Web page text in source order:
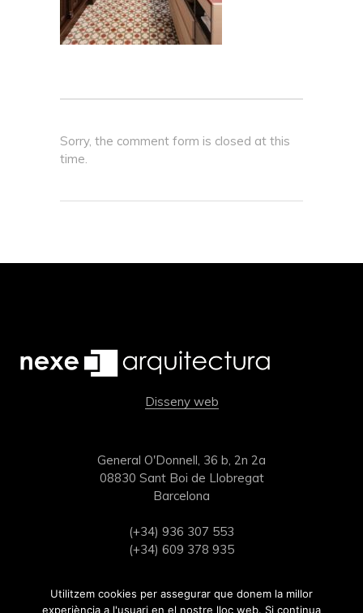
Sorry, the comment form is closed at this
time.
Disseny web
General O'Donnell, 36 b, 2n 2a
08830 Sant Boi de Llobregat
Barcelona
(+34) 936 307 553
(+34) 609 378 935
Utilitzem cookies per assegurar que donem la millor
experiència a l'usuari en el nostre lloc web. Si continua